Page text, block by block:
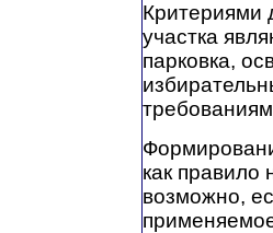
Критериями
участка
парковка,
как правило
возможно,